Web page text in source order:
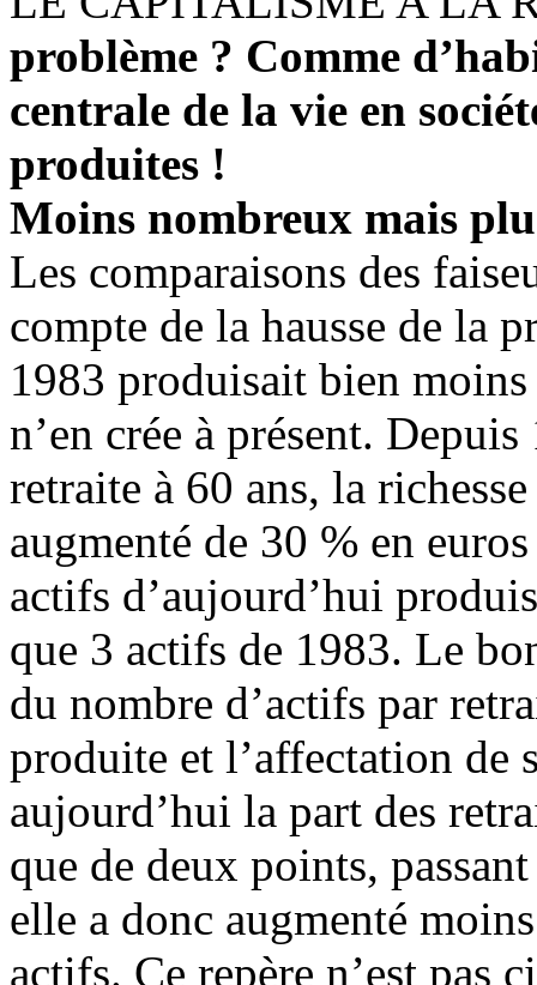
problème ? Comme
centrale de la vie en
produites !
Moins nombreux mais
Les comparaisons des
compte de la hausse de la
1983 produisait bien
n’en crée à présent.
retraite à 60 ans, la
augmenté de 30 % en
actifs d’aujourd’hui
que 3 actifs de 1983. Le
du nombre d’actifs par
produite et l’affectation de
aujourd’hui la part des
que de deux points,
elle a donc augmenté
actifs. Ce repère n’est pas